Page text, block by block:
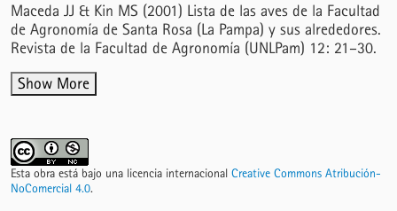
Maceda JJ & Kin MS (2001) Lista de las aves de la Facultad
de Agronomía de Santa Rosa (La Pampa) y sus alrededores.
Revista de la Facultad de Agronomía (UNLPam) 12: 21–30.
Show More
Esta obra está bajo una licencia internacional Creative Commons Atribución-
NoComercial 4.0.